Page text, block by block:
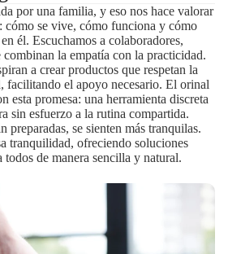
por una familia, y eso nos hace valorar
cómo se vive, cómo funciona y cómo
él. Escuchamos a colaboradores,
combinan la empatía con la practicidad.
a crear productos que respetan la
facilitando el apoyo necesario. El orinal
esta promesa: una herramienta discreta
sin esfuerzo a la rutina compartida.
preparadas, se sienten más tranquilas.
tranquilidad, ofreciendo soluciones
todos de manera sencilla y natural.